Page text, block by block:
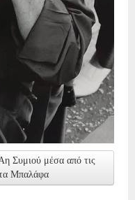
Συμιού μέσα από τις
Μπαλάφα